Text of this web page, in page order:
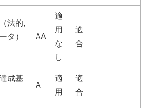
法的,
タ）
AA
適
用
な
し
適
合
成基
A
適
用
適
合